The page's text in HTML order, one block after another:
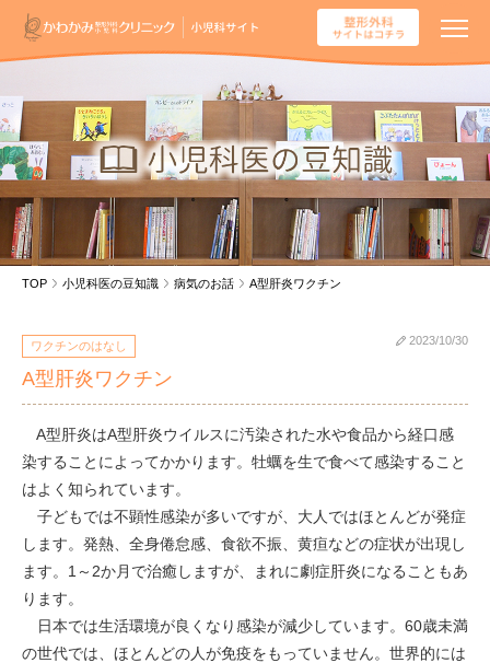
TOP 小児科医の豆知識 病気のお話 A型肝炎ワクチン
ワクチンのはなし
A型肝炎ワクチン
2023/10/30
A型肝炎はA型肝炎ウイルスに汚染された水や食品から経口感
染することによってかかります。牡蠣を生で食べて感染すること
はよく知られています。
子どもでは不顕性感染が多いですが、大人ではほとんどが発症
します。発熱、全身倦怠感、食欲不振、黄疸などの症状が出現し
ます。1～2か月で治癒しますが、まれに劇症肝炎になることもあ
ります。
日本では生活環境が良くなり感染が減少しています。60歳未満
の世代では、ほとんどの人が免疫をもっていません。世界的には